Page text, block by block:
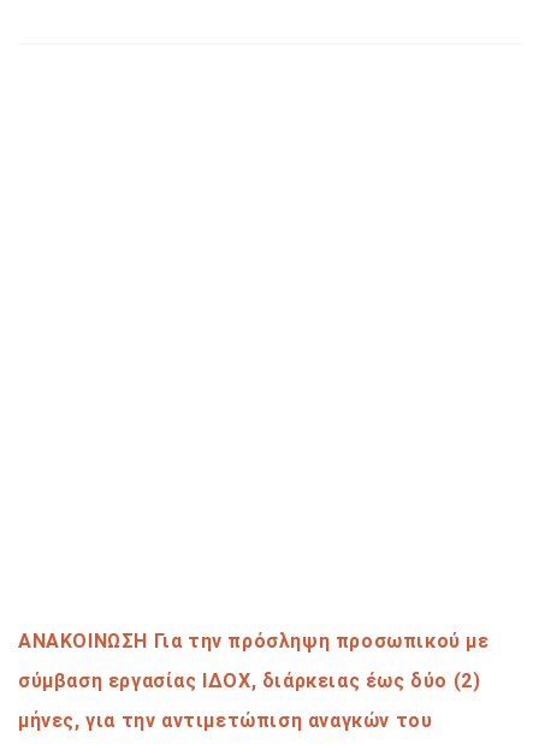
ΑΝΑΚΟΙΝΩΣΗ Για την πρόσληψη προσωπικού με
σύμβαση εργασίας ΙΔΟΧ, διάρκειας έως δύο (2)
μήνες, για την αντιμετώπιση αναγκών του